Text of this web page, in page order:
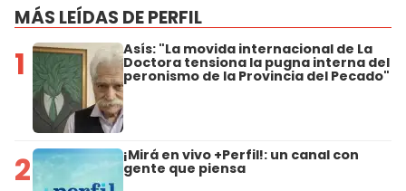
MÁS LEÍDAS DE PERFIL
1 Asís: "La movida internacional de La
Doctora tensiona la pugna interna del
peronismo de la Provincia del Pecado"
2 ¡Mirá en vivo +Perfil!: un canal con
gente que piensa